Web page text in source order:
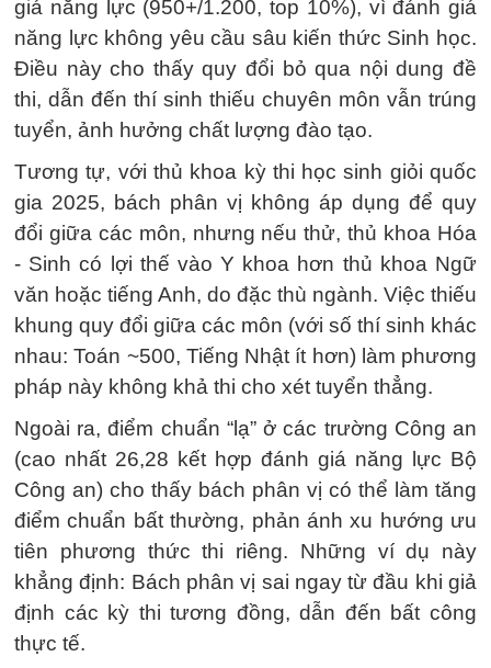
giá năng lực (950+/1.200, top 10%), vì đánh giá
năng lực không yêu cầu sâu kiến thức Sinh học.
Điều này cho thấy quy đổi bỏ qua nội dung đề
thi, dẫn đến thí sinh thiếu chuyên môn vẫn trúng
tuyển, ảnh hưởng chất lượng đào tạo.
Tương tự, với thủ khoa kỳ thi học sinh giỏi quốc
gia 2025, bách phân vị không áp dụng để quy
đổi giữa các môn, nhưng nếu thử, thủ khoa Hóa
- Sinh có lợi thế vào Y khoa hơn thủ khoa Ngữ
văn hoặc tiếng Anh, do đặc thù ngành. Việc thiếu
khung quy đổi giữa các môn (với số thí sinh khác
nhau: Toán ~500, Tiếng Nhật ít hơn) làm phương
pháp này không khả thi cho xét tuyển thẳng.
Ngoài ra, điểm chuẩn “lạ” ở các trường Công an
(cao nhất 26,28 kết hợp đánh giá năng lực Bộ
Công an) cho thấy bách phân vị có thể làm tăng
điểm chuẩn bất thường, phản ánh xu hướng ưu
tiên phương thức thi riêng. Những ví dụ này
khẳng định: Bách phân vị sai ngay từ đầu khi giả
định các kỳ thi tương đồng, dẫn đến bất công
thực tế.